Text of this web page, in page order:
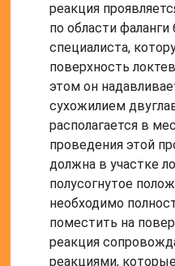
реакция
по области
специалиста,
поверхность
этом он
сухожилием
располагается в
проведения этой
должна в участке
полусогнутое
необходимо
поместить на
реакция
реакциями,